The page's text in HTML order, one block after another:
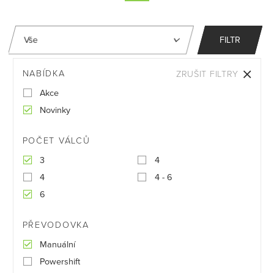
FILTR
NABÍDKA
Akce
Novinky
POČET VÁLCŮ
3
4
4
4 - 6
6
PŘEVODOVKA
Manuální
Powershift
ZRUŠIT FILTRY